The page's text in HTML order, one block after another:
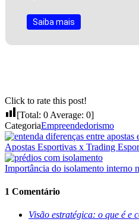
Saiba mais
Click to rate this post!
[Total: 0 Average: 0]
CategoriaEmpreendedorismo
Apostas Esportivas x Trading
Importância do isolamento interno
1 Comentário
Visão estratégica: o que é e